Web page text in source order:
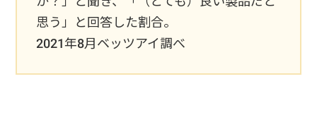
思う」と回答した割合。
2021年8月ベッツアイ調べ